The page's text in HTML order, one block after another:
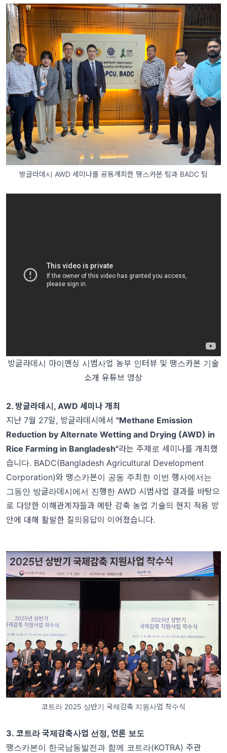
방글라데시 AWD 세미나를 공동개최한 땡스카본 팀과 BADC 팀
방글라데시 마이멘싱 시범사업 농부 인터뷰 및 땡스카본 기술
소개 유튜브 영상
2. 방글라데시, AWD 세미나 개최
지난 7월 27일, 방글라데시에서 "Methane Emission
Reduction by Alternate Wetting and Drying (AWD) in
Rice Farming in Bangladesh"라는 주제로 세미나를 개최했
습니다. BADC(Bangladesh Agricultural Development
Corporation)와 땡스카본이 공동 주최한 이번 행사에서는
그동안 방글라데시에서 진행한 AWD 시범사업 결과를 바탕으
로 다양한 이해관계자들과 메탄 감축 농업 기술의 현지 적용 방
안에 대해 활발한 질의응답이 이어졌습니다.
코트라 2025 상반기 국제감축 지원사업 착수식
3. 코트라 국제감축사업 선정, 언론 보도
땡스카본이 한국남동발전과 함께 코트라(KOTRA) 주관